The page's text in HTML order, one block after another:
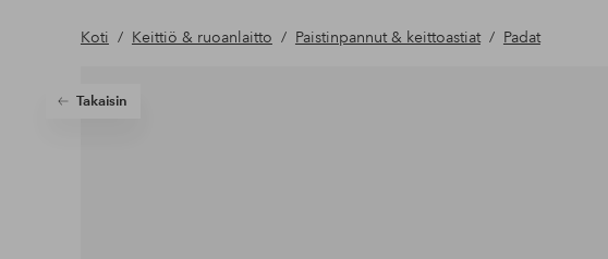
osastoilla
Koti Keittiö & ruoanlaitto Paistinpannut & keittoastiat Padat
Takaisin